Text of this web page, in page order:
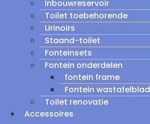
Inbouwreservoir
Toilet toebehorende
Urinoirs
Staand-toilet
Fonteinsets
Fontein onderdelen
fontein frame
Fontein wastafelblad
Toilet renovatie
Accessoires